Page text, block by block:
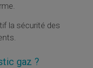
la sécurité des
gaz ?